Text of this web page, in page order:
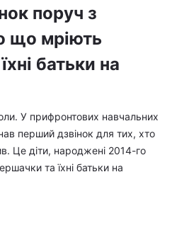
поруч з
що мріють
батьки на
У прифронтових навчальних
перший дзвінок для тих, хто
Це діти, народжені 2014-го
та їхні батьки на